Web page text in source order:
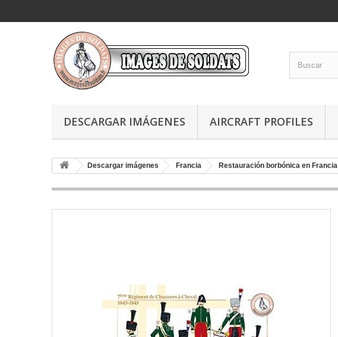
DESCARGAR IMÁGENES AIRCRAFT PROFILES
Descargar imágenes Francia Restauración borbónica en Francia